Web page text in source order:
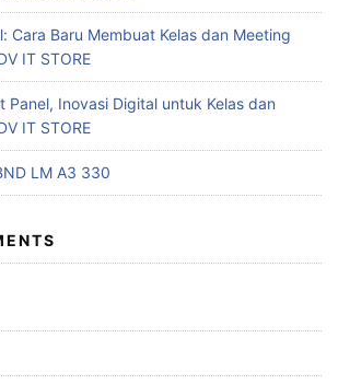
Cara Baru Membuat Kelas dan Meeting
IT STORE
Panel, Inovasi Digital untuk Kelas dan
IT STORE
LM A3 330